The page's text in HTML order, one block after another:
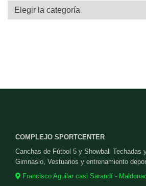
Categorías
COMPLEJO SPORTCENTER
Canchas de Fútbol 5 y Showball Techadas
Gimnasio, Vestuarios y entrenamiento
Francisco Aguilar casi Sarandí -